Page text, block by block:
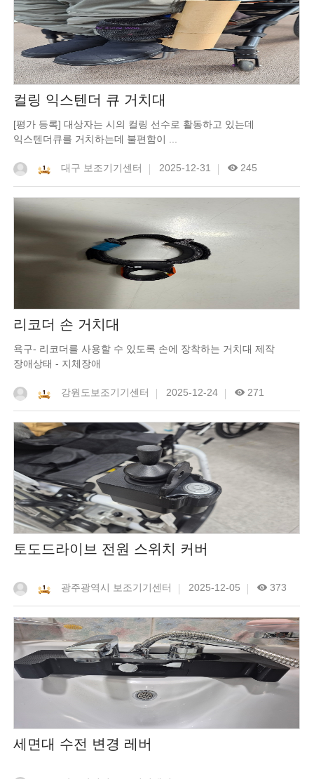
컬링 익스텐더 큐 거치대
[평가 등록] 대상자는 시의 컬링 선수로 활동하고 있는데
익스텐더큐를 거치하는데 불편함이 ...
대구 보조기기센터 2025-12-31 245
리코더 손 거치대
욕구- 리코더를 사용할 수 있도록 손에 장착하는 거치대 제작
장애상태 - 지체장애
강원도보조기기센터 2025-12-24 271
토도드라이브 전원 스위치 커버
광주광역시 보조기기센터 2025-12-05 373
세면대 수전 변경 레버